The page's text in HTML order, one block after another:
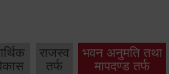
राजस्व
तर्फ
भवन अनुमति तथा
मापदण्ड तर्फ